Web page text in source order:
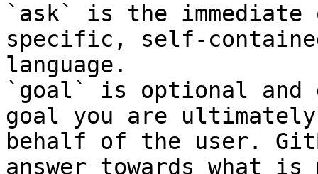
`ask` is the
specific, self-
language.
`goal` is optional and
goal you are
behalf of the user.
answer towards what